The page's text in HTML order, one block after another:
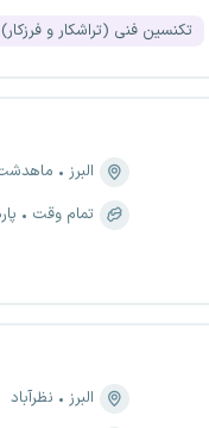
تکنسین فنی (تراشکار و فرزکار)
البرز
تمام وقت
البرز
نظرآباد